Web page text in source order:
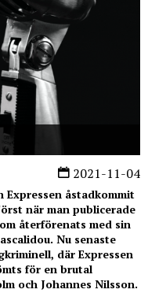
2021-11-04
åstadkommit
när man publicerade
återförenats med sin
Nu senaste
där Expressen
för en brutal
och Johannes Nilsson.